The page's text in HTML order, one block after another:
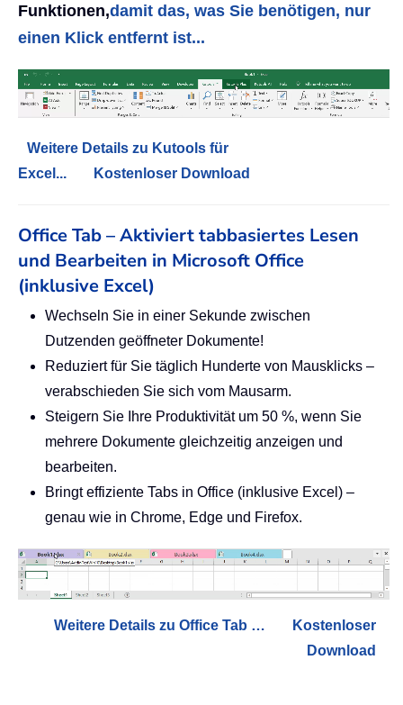
Funktionen,damit das, was Sie benötigen, nur
einen Klick entfernt ist...
Weitere Details zu Kutools für
Excel...
Kostenloser Download
Office Tab – Aktiviert tabbasiertes Lesen
und Bearbeiten in Microsoft Office
(inklusive Excel)
Wechseln Sie in einer Sekunde zwischen
Dutzenden geöffneter Dokumente!
Reduziert für Sie täglich Hunderte von Mausklicks –
verabschieden Sie sich vom Mausarm.
Steigern Sie Ihre Produktivität um 50 %, wenn Sie
mehrere Dokumente gleichzeitig anzeigen und
bearbeiten.
Bringt effiziente Tabs in Office (inklusive Excel) –
genau wie in Chrome, Edge und Firefox.
Weitere Details zu Office Tab …
Kostenloser
Download